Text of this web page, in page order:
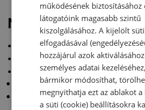
MEGTÉRÜLŐ
Nyomdai szolgáltatások
Nyomtatás - nyomda XIII.
Nyomdai tanácsadás
Kiállítási tanácsadás
Marketing szemléletmód
működésének biztosításához
látogatóink magasabb szintű
kiszolgálásához. A kijelölt
elfogadásával
hozzájárul azok
személyes adatai
bármikor módosíthat,
megnyithatja ezt az ablakot
a süti (cookie) beállításokra